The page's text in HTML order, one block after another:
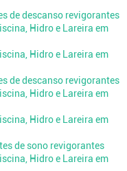
de descanso revigorantes
de descanso revigorantes
de sono revigorantes